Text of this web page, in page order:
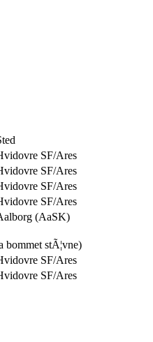
SF/Ares
SF/Ares
SF/Ares
SF/Ares
(AaSK)
stÃ¦vne)
SF/Ares
SF/Ares